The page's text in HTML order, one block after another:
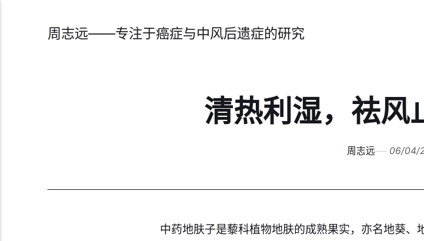
周志远——专注于癌症与中风后遗症的研究
清热利湿，祛风
周志远 06/04/
中药地肤子是藜科植物地肤的成熟果实，亦名地葵、